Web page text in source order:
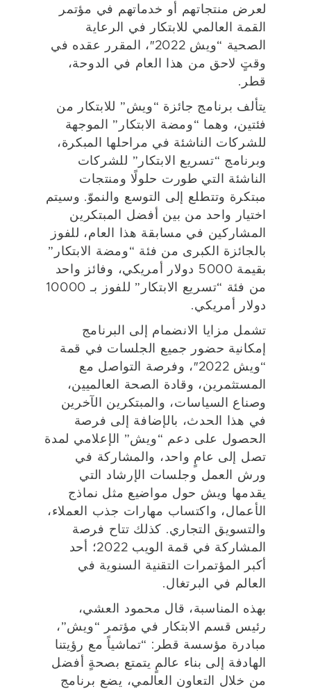
لعرض منتجاتهم أو خدماتهم في مؤتمر
القمة العالمي للابتكار في الرعاية
الصحية “ويش 2022″، المقرر عقده في
وقتٍ لاحق من هذا العام في الدوحة،
قطر.
يتألف برنامج جائزة “ويش” للابتكار من
فئتين، وهما “ومضة الابتكار” الموجهة
للشركات الناشئة في مراحلها المبكرة،
وبرنامج “تسريع الابتكار” للشركات
الناشئة التي طورت حلولًا ومنتجات
مبتكرة وتتطلع إلى التوسع والنموّ. وسيتم
اختيار واحد من بين أفضل المبتكرين
المشاركين في مسابقة هذا العام، للفوز
بالجائزة الكبرى من فئة “ومضة الابتكار”
بقيمة 5000 دولار أمريكي، وفائز واحد
من فئة “تسريع الابتكار” للفوز بـ 10000
دولار أمريكي.
تشمل مزايا الانضمام إلى البرنامج
إمكانية حضور جميع الجلسات في قمة
“ويش 2022″، وفرصة التواصل مع
المستثمرين، وقادة الصحة العالميين،
وصناع السياسات، والمبتكرين الآخرين
في هذا الحدث، بالإضافة إلى فرصة
الحصول على دعم “ويش” الإعلامي لمدة
تصل إلى عامٍ واحد، والمشاركة في
ورش العمل وجلسات الإرشاد التي
يقدمها ويش حول مواضيع مثل نماذج
الأعمال، واكتساب مهارات جذب العملاء،
والتسويق التجاري. كذلك تتاح فرصة
المشاركة في قمة الويب 2022؛ أحد
أكبر المؤتمرات التقنية السنوية في
العالم في البرتغال.
بهذه المناسبة، قال محمود العشي،
رئيس قسم الابتكار في مؤتمر “ويش”،
مبادرة مؤسسة قطر: “تماشياً مع رؤيتنا
الهادفة إلى بناء عالمٍ يتمتع بصحةٍ أفضل
من خلال التعاون العالمي، يضع برنامج